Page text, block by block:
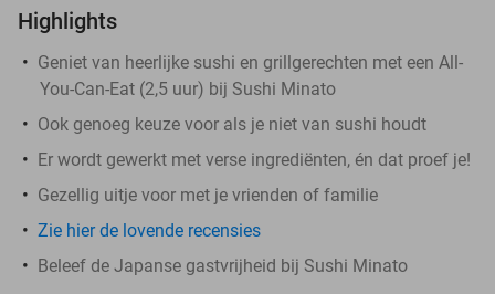
Highlights
Geniet van heerlijke sushi en grillgerechten met een All-
You-Can-Eat (2,5 uur) bij Sushi Minato
Ook genoeg keuze voor als je niet van sushi houdt
Er wordt gewerkt met verse ingrediënten, én dat proef je!
Gezellig uitje voor met je vrienden of familie
Zie hier de lovende recensies
Beleef de Japanse gastvrijheid bij Sushi Minato